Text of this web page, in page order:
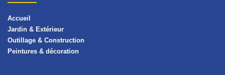
Accueil
Jardin & Extérieur
Outillage & Construction
Peintures & décoration